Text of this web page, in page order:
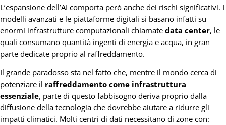
L’espansione dell’AI comporta però anche dei rischi significativi. I
modelli avanzati e le piattaforme digitali si basano infatti su
enormi infrastrutture computazionali chiamate data center, le
quali consumano quantità ingenti di energia e acqua, in gran
parte dedicate proprio al raffreddamento.
Il grande paradosso sta nel fatto che, mentre il mondo cerca di
potenziare il raffreddamento come infrastruttura
essenziale, parte di questo fabbisogno deriva proprio dalla
diffusione della tecnologia che dovrebbe aiutare a ridurre gli
impatti climatici. Molti centri di dati necessitano di zone con: